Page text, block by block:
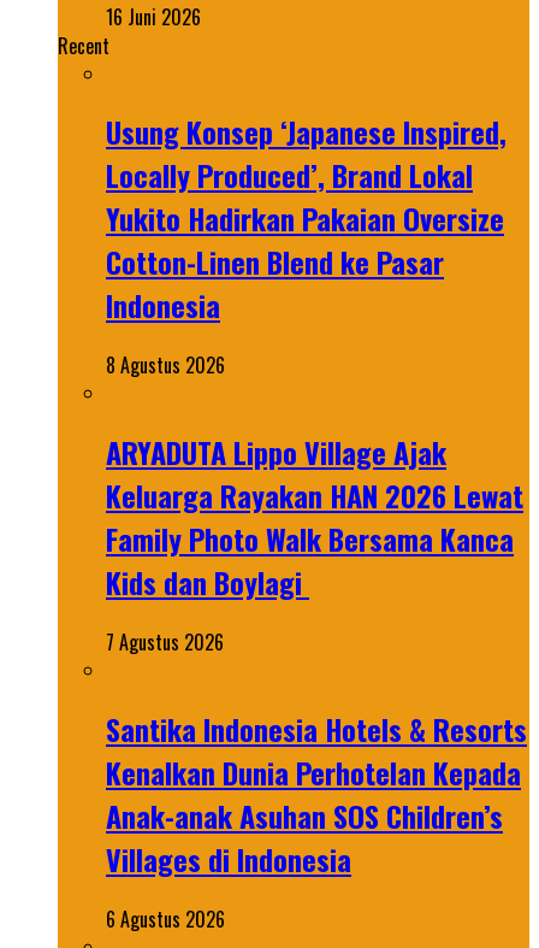
16 Juni 2026
Recent
Usung Konsep ‘Japanese Inspired,
Locally Produced’, Brand Lokal
Yukito Hadirkan Pakaian Oversize
Cotton-Linen Blend ke Pasar
Indonesia
8 Agustus 2026
ARYADUTA Lippo Village Ajak
Keluarga Rayakan HAN 2026 Lewat
Family Photo Walk Bersama Kanca
Kids dan Boylagi
7 Agustus 2026
Santika Indonesia Hotels & Resorts
Kenalkan Dunia Perhotelan Kepada
Anak-anak Asuhan SOS Children’s
Villages di Indonesia
6 Agustus 2026